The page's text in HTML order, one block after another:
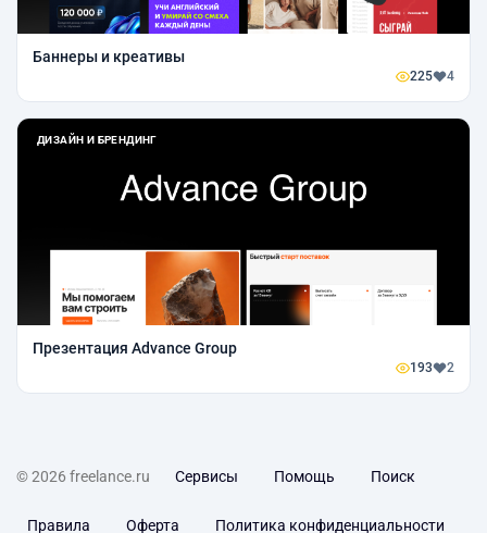
Баннеры и креативы
225 4
ДИЗАЙН И БРЕНДИНГ
Презентация Advance Group
193 2
© 2026 freelance.ru Сервисы Помощь Поиск
Правила Оферта Политика конфиденциальности